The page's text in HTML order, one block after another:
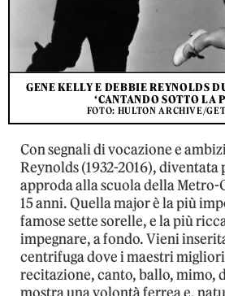
GENE KELLY E DEBBIE REYNOLDS
‘CANTANDO SOTTO LA
FOTO: HULTON ARCHIVE/
Con segnali di vocazione e
Reynolds (1932-2016), diventata
approda alla scuola della Metro-
15 anni. Quella major è la più
famose sette sorelle, e la più
impegnare, a fondo. Vieni
centrifuga dove i maestri
recitazione, canto, ballo, mimo,